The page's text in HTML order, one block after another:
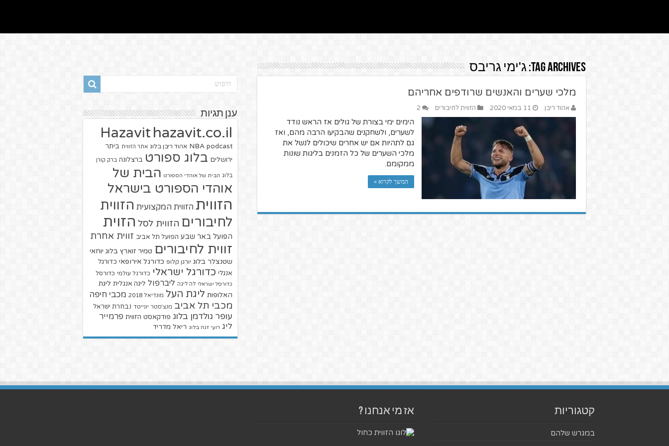
Tag Archives: ג'ימי גריבס
מלכי שערים והאנשים שרודפים אחריהם
אהוד ריבן 11 במאי 2020 הזווית לחיבורים 2
הימים ימי בצורת של גולים אז הראש נודד
לשערים, ולשחקנים שהבקיעו הרבה מהם, ואז
גם לתהיות אם יש אחרים שיכולים לנשל את
מלכי השערים של כל הזמנים בליגות שונות
ממקומם.
המשך לקרוא »
ענן תגיות
Hazavit hazavit.co.il
NBA podcast אהוד ריבן בלוג אתר הזווית ביתר
ירושלים בלוג ספורט ברצלונה ברק קורן
בלוג הבית של אוהדי הספורט הבית של
אוהדי הספורט בישראל
הזווית הזווית המקצועית הזווית
לחיבורים הזווית לסל הזוית
הפועל באר שבע הפועל תל אביב זווית אחרת
זווית לחיבורים טמיר זוארץ בלוג יוחאי
שטנצלר בלוג יורגן קלופ כדורגל אירופאי כדורגל
אנגלי כדורגל ישראלי כדורגל עולמי כדורסל
כדורסל ישראלי לה ליגה ליברפול ליגה אנגלית ליגת
האלופות ליגת העל מונדיאל 2018 מכבי חיפה
מכבי תל אביב מנצ'סטר יונייטד נבחרת ישראל
עופר גולדמן בלוג פודקאסט הזווית פרמייר
ליג רועי זגה בלוג ריאל מדריד
קטגוריות
במגרש שלהם
אז מי אנחנו ?